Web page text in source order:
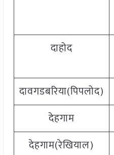
दाहोद
दावगडबरिया(पिपलोद)
देहगाम
देहगाम(रेखियाल)